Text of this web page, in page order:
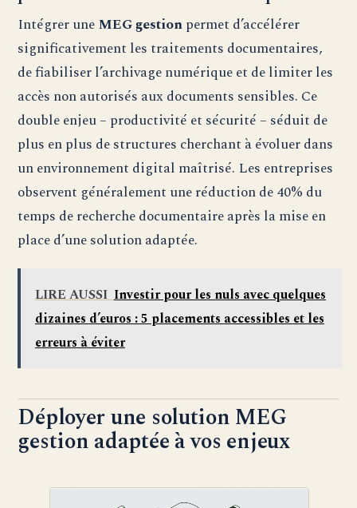
Intégrer uneMEG gestionpermet d’accélérer
significativement les traitements documentaires,
de fiabiliser l’archivage numérique et de limiter les
accès non autorisés aux documents sensibles. Ce
double enjeu – productivité et sécurité – séduit de
plus en plus de structures cherchant à évoluer dans
un environnement digital maîtrisé. Les entreprises
observent généralement une réduction de 40% du
temps de recherche documentaire après la mise en
place d’une solution adaptée.
LIRE AUSSI Investir pour les nuls avec quelques
dizaines d’euros : 5 placements accessibles et les
erreurs à éviter
Déployer une solution MEG
gestion adaptée à vos enjeux